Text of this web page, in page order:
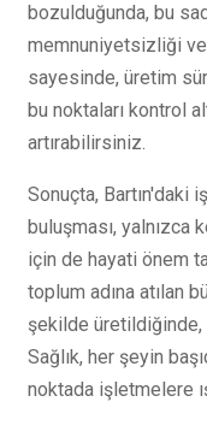
bozulduğunda, bu
memnuniyetsizliği ve
sayesinde, üretim
bu noktaları kontrol
artırabilirsiniz.
Sonuçta, Bartın'daki
buluşması, yalnızca
için de hayati önem
toplum adına atılan
şekilde üretildiğinde,
Sağlık, her şeyin
noktada işletmelere